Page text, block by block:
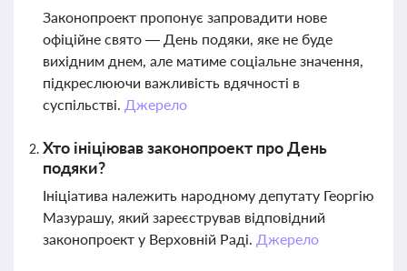
Законопроект пропонує запровадити нове
офіційне свято — День подяки, яке не буде
вихідним днем, але матиме соціальне значення,
підкреслюючи важливість вдячності в
суспільстві. Джерело
Хто ініціював законопроект про День
подяки?
Ініціатива належить народному депутату Георгію
Мазурашу, який зареєстрував відповідний
законопроект у Верховній Раді. Джерело